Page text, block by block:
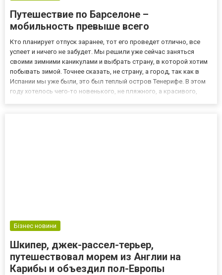
Путешествие по Барселоне –
мобильность превыше всего
Кто планирует отпуск заранее, тот его проведет отлично, все
успеет и ничего не забудет. Мы решили уже сейчас заняться
своими зимними каникулами и выбрать страну, в которой хотим
побывать зимой. Точнее сказать, не страну, а город, так как в
Испании мы уже были, это был теплый остров Тенерифе. В этом
году хотелось чего-то новенького, не пляжного, а красивого,
Бізнес новини
Шкипер, джек-рассел-терьер,
путешествовал морем из Англии на
Карибы и объездил пол-Европы